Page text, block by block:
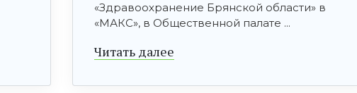
«Здравоохранение Брянской области» в
«МАКС», в Общественной палате ...
Читать далее